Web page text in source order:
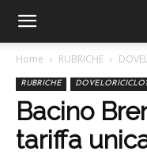
Home RUBRICHE
RUBRICHE
Bacino
tariffa